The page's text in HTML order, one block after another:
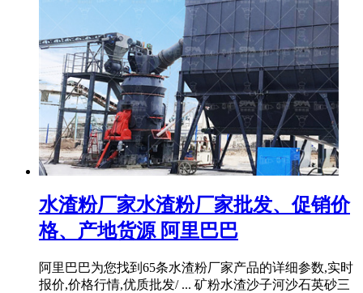
水渣粉厂家水渣粉厂家批发、促销价
格、产地货源 阿里巴巴
阿里巴巴为您找到65条水渣粉厂家产品的详细参数,实时
报价,价格行情,优质批发/ ... 矿粉水渣沙子河沙石英砂三